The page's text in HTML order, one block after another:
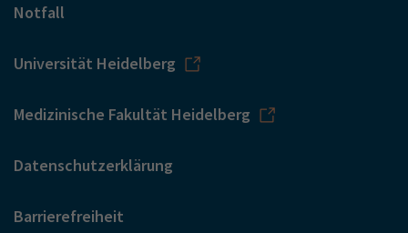
Notfall
Universität Heidelberg
Medizinische Fakultät Heidelberg
Datenschutzerklärung
Barrierefreiheit